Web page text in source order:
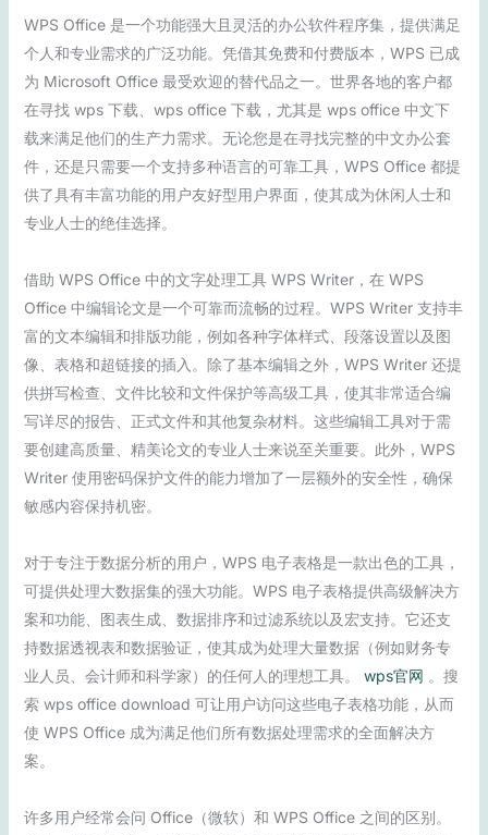
WPS Office 是一个功能强大且灵活的办公软件程序集，提供满足
个人和专业需求的广泛功能。凭借其免费和付费版本，WPS 已成
为 Microsoft Office 最受欢迎的替代品之一。世界各地的客户都
在寻找 wps 下载、wps office 下载，尤其是 wps office 中文下
载来满足他们的生产力需求。无论您是在寻找完整的中文办公套
件，还是只需要一个支持多种语言的可靠工具，WPS Office 都提
供了具有丰富功能的用户友好型用户界面，使其成为休闲人士和
专业人士的绝佳选择。
借助 WPS Office 中的文字处理工具 WPS Writer，在 WPS
Office 中编辑论文是一个可靠而流畅的过程。WPS Writer 支持丰
富的文本编辑和排版功能，例如各种字体样式、段落设置以及图
像、表格和超链接的插入。除了基本编辑之外，WPS Writer 还提
供拼写检查、文件比较和文件保护等高级工具，使其非常适合编
写详尽的报告、正式文件和其他复杂材料。这些编辑工具对于需
要创建高质量、精美论文的专业人士来说至关重要。此外，WPS
Writer 使用密码保护文件的能力增加了一层额外的安全性，确保
敏感内容保持机密。
对于专注于数据分析的用户，WPS 电子表格是一款出色的工具，
可提供处理大数据集的强大功能。WPS 电子表格提供高级解决方
案和功能、图表生成、数据排序和过滤系统以及宏支持。它还支
持数据透视表和数据验证，使其成为处理大量数据（例如财务专
业人员、会计师和科学家）的任何人的理想工具。 wps官网 。搜
索 wps office download 可让用户访问这些电子表格功能，从而
使 WPS Office 成为满足他们所有数据处理需求的全面解决方
案。
许多用户经常会问 Office（微软）和 WPS Office 之间的区别。